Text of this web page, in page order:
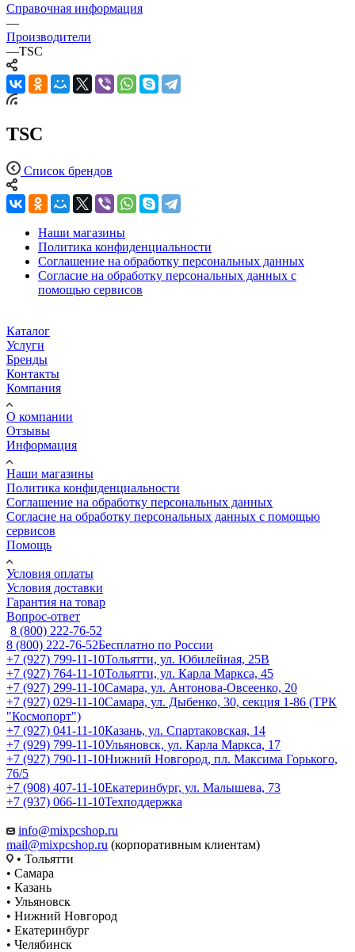
Справочная информация
—
Производители
—TSC
TSC
Список брендов
Наши магазины
Политика конфиденциальности
Соглашение на обработку персональных данных
Согласие на обработку персональных данных с
помощью сервисов
Каталог
Услуги
Бренды
Контакты
Компания
О компании
Отзывы
Информация
Наши магазины
Политика конфиденциальности
Соглашение на обработку персональных данных
Согласие на обработку персональных данных с помощью
сервисов
Помощь
Условия оплаты
Условия доставки
Гарантия на товар
Вопрос-ответ
8 (800) 222-76-52
8 (800) 222-76-52Бесплатно по России
+7 (927) 799-11-10Тольятти, ул. Юбилейная, 25В
+7 (927) 764-11-10Тольятти, ул. Карла Маркса, 45
+7 (927) 299-11-10Самара, ул. Антонова-Овсеенко, 20
+7 (927) 029-11-10Самара, ул. Дыбенко, 30, секция 1-86 (ТРК
"Космопорт")
+7 (927) 041-11-10Казань, ул. Спартаковская, 14
+7 (929) 799-11-10Ульяновск, ул. Карла Маркса, 17
+7 (927) 790-11-10Нижний Новгород, пл. Максима Горького,
76/5
+7 (908) 407-11-10Екатеринбург, ул. Малышева, 73
+7 (937) 066-11-10Техподдержка
info@mixpcshop.ru
mail@mixpcshop.ru (корпоративным клиентам)
• Тольятти
• Самара
• Казань
• Ульяновск
• Нижний Новгород
• Екатеринбург
• Челябинск